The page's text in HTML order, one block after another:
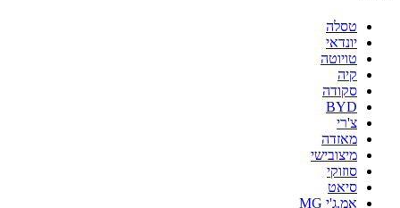
טסלה
יונדאי
טויוטה
קיה
סקודה
BYD
צ'רי
מאזדה
מיצובישי
סוזוקי
סיאט
אמ.ג'י MG